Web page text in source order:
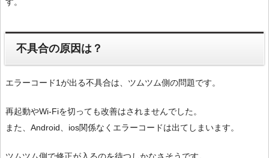
不具合の原因は？
エラーコード1が出る不具合は、ツムツム側の問題です。
再起動やWi-Fiを切っても改善はされませんでした。
また、Android、ios関係なくエラーコードは出てしまいます。